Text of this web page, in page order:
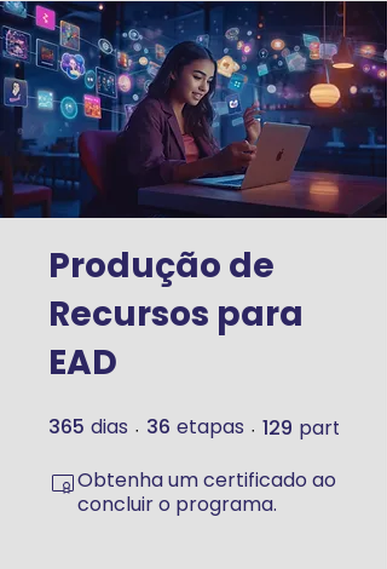
Produção de
Recursos para
EAD
365 dias 365 dias
36 etapas 36 etapas
129
Obtenha um certificado ao
concluir o programa.